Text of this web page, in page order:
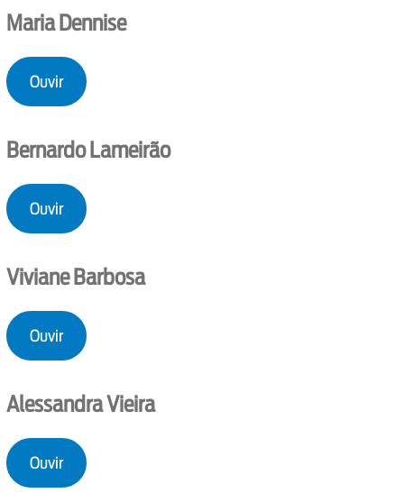
Maria Dennise
Ouvir
Bernardo Lameirão
Ouvir
Viviane Barbosa
Ouvir
Alessandra Vieira
Ouvir